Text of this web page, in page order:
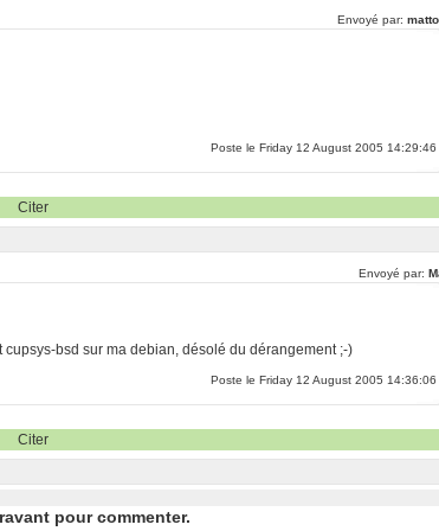
Envoyé par:
Poste le Friday 12 August 2005 14:29:46
Citer
Envoyé par:
bsd sur ma debian, désolé du dérangement ;-)
Poste le Friday 12 August 2005 14:36:06
Citer
pour commenter.